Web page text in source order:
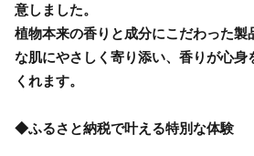
意しました。
植物本来の香りと成分にこだわった製
な肌にやさしく寄り添い、香りが心身
くれます。
◆ふるさと納税で叶える特別な体験